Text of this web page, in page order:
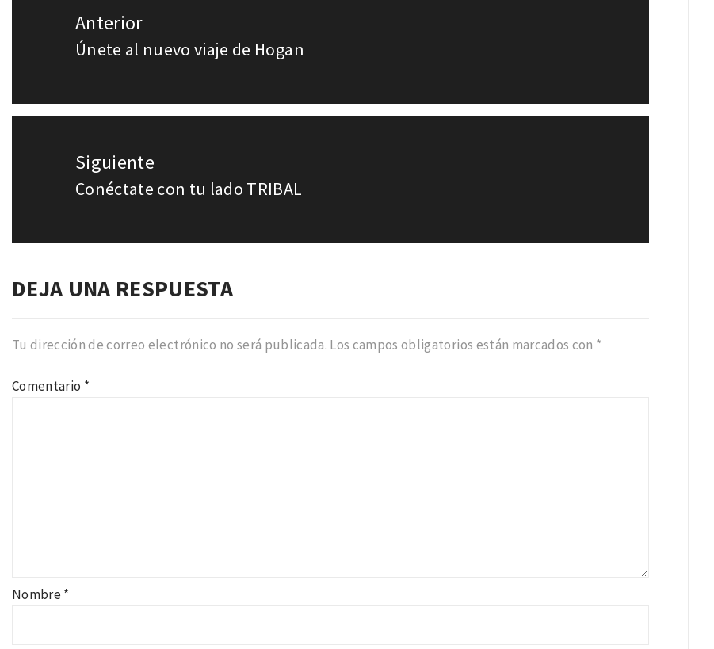
entradas
Anterior
Entrada
Únete al nuevo viaje de Hogan
Siguiente
Entrada
Conéctate con tu lado TRIBAL
DEJA UNA RESPUESTA
Tu dirección de correo electrónico no será publicada. Los campos obligatorios están marcados con *
Comentario *
Nombre*